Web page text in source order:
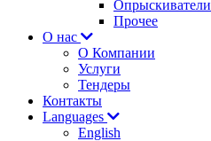
Опрыскиватели
Прочее
О нас
О Компании
Услуги
Тендеры
Контакты
Languages
English